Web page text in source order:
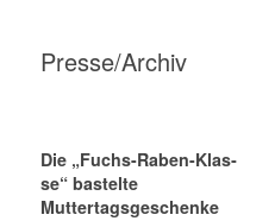
Presse/Archiv
Die „Fuchs-Raben-Klas­­
se“ bas­tel­te
Muttertagsgeschenke